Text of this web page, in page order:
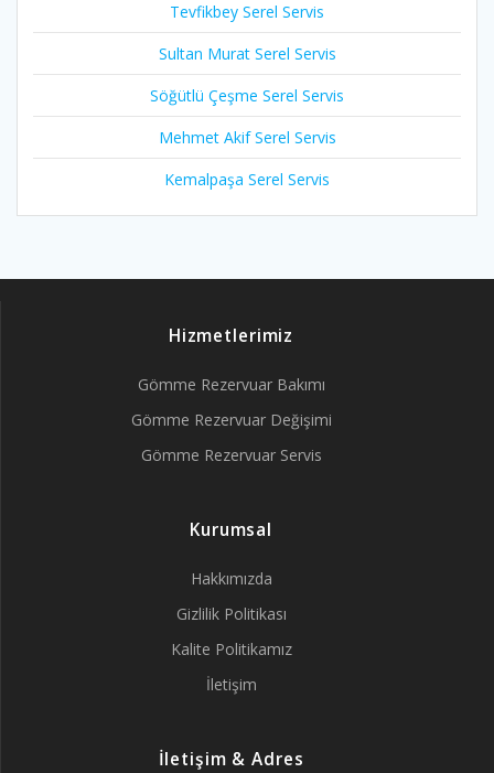
Tevfikbey Serel Servis
Sultan Murat Serel Servis
Söğütlü Çeşme Serel Servis
Mehmet Akif Serel Servis
Kemalpaşa Serel Servis
Hizmetlerimiz
Gömme Rezervuar Bakımı
Gömme Rezervuar Değişimi
Gömme Rezervuar Servis
Kurumsal
Hakkımızda
Gizlilik Politikası
Kalite Politikamız
İletişim
İletişim & Adres